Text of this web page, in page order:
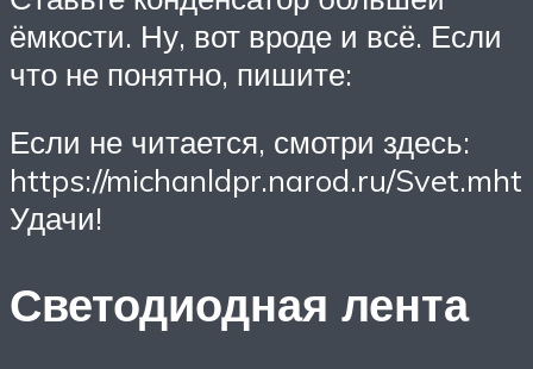
ёмкости. Ну, вот вроде и всё. Если
что не понятно, пишите:
Если не читается, смотри здесь:
https://michanldpr.narod.ru/Svet.mht
Удачи!
Светодиодная лента